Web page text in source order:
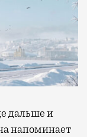
дальше и
напоминает